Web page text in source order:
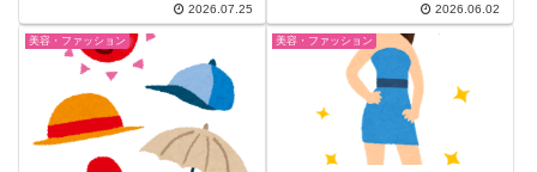
が高い理由、つけすぎない香らせ
方のコツまで、アラサー・アラフ
ォー世代のリアルな声を25選ま
とめました。
2026.07.25
沙羅・板野友美も同タイプ？芸能
人事例とスタイリングのコツ、ヘ
アスタイル・ファッション術を
20選でご紹介。
2026.06.02
美容・ファッション 美容・ファッション